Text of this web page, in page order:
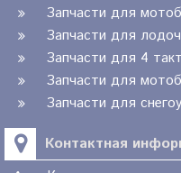
Запчасти для
Запчасти для
Запчасти для 4
Запчасти для
Запчасти для
Контактная